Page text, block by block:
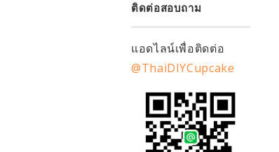
ติดต่อสอบถาม
แอดไลน์เพื่อติดต่อ
@ThaiDIYCupcake